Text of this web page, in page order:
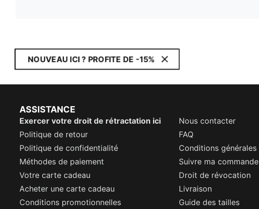
NOUVEAU ICI ? PROFITE DE -15%
ASSISTANCE
Exercer votre droit de rétractation ici
Nous contacter
Politique de retour
FAQ
Politique de confidentialité
Conditions générales
Méthodes de paiement
Suivre ma commande
Votre carte cadeau
Droit de révocation
Acheter une carte cadeau
Livraison
Conditions promotionnelles
Guide des tailles